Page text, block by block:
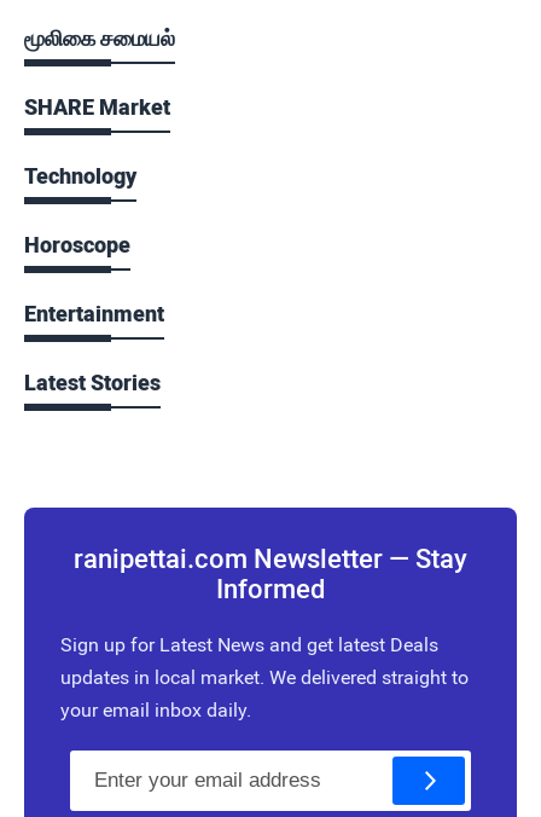
மூலிகை சமையல்
SHARE Market
Technology
Horoscope
Entertainment
Latest Stories
ranipettai.com Newsletter — Stay
Informed
Sign up for Latest News and get latest Deals
updates in local market. We delivered straight to
your email inbox daily.